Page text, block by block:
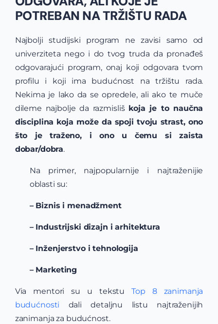
POTREBAN NA TRŽIŠTU RADA
Najbolji studijski program ne zavisi samo od
univerziteta nego i do tvog truda da pronađeš
odgovarajući program, onaj koji odgovara tvom
profilu i koji ima budućnost na tržištu rada.
Nekima je lako da se opredele, ali ako te muče
dileme najbolje da razmisliš koja je to naučna
disciplina koja može da spoji tvoju strast, ono
što je traženo, i ono u čemu si zaista
dobar/dobra.
Na primer, najpopularnije i najtraženijie
oblasti su:
– Biznis i menadžment
– Industrijski dizajn i arhitektura
– Inženjerstvo i tehnologija
– Marketing
Via mentori su u tekstuTop 8 zanimanja
budućnosti dali detaljnu listu najtraženijih
zanimanja za budućnost.